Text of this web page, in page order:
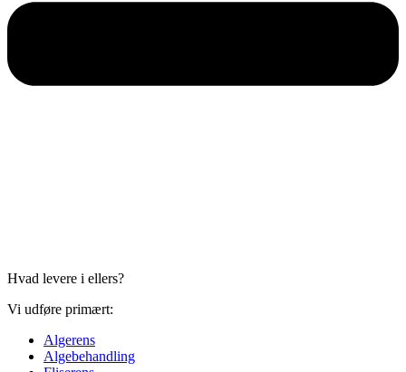
Hvad levere i ellers?
Vi udføre primært:
Algerens
Algebehandling